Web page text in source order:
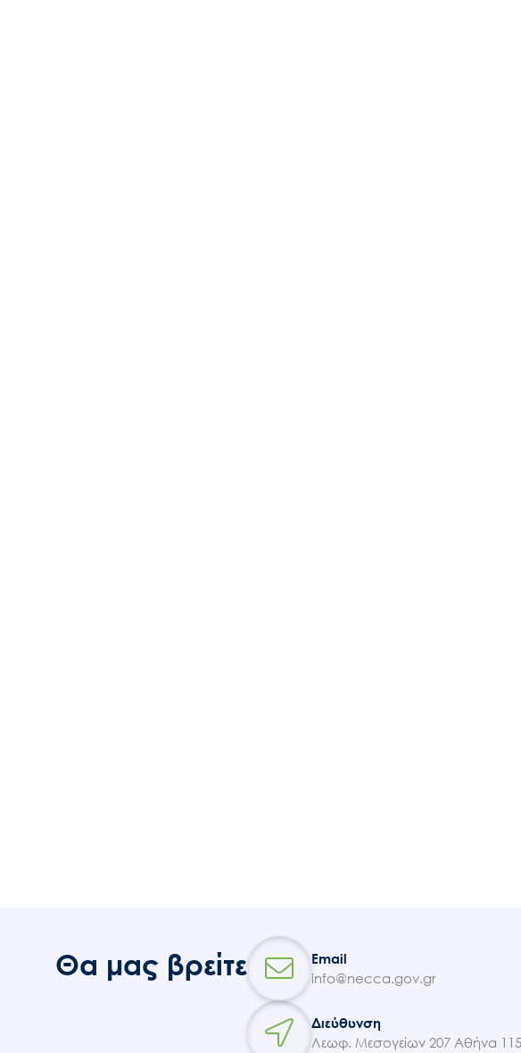
Θα μας βρείτε
Email
info@necca.gov.gr
Διεύθυνση
Λεωφ. Μεσογείων 207 Αθήνα